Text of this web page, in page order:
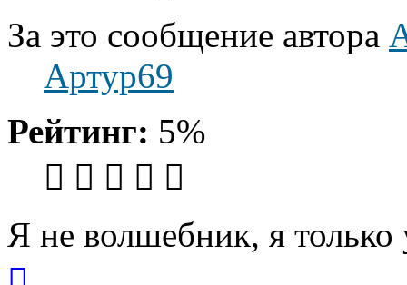
За это сообщение автора
Артур69
Рейтинг: 5%
Я не волшебник, я только